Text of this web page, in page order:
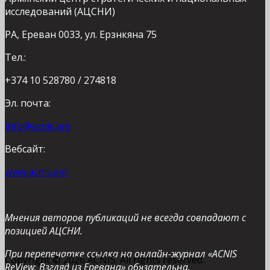
исследований (АЦСНИ)
РА, Ереван 0033, ул. Ерзнкяна 75
Тел.:
+374 10 528780 / 274818
Эл. почта:
info@acnis.am
Вебсайт:
www.acnis.am
Мнения авторов публикаций не всегда совпадают с
позицией АЦСНИ.
При перепечатке ссылка на онлайн-журнал «ACNIS
ReView: Взгляд из Еревана» обязательна.
Copyright © 2026 ACNIS. All rights reserved.